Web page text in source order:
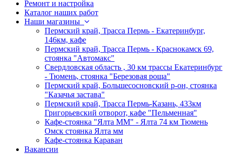
Ремонт и настройка
Каталог наших работ
Наши магазины
Пермский край, Трасса Пермь - Екатеринбург,
146км, кафе
Пермский край, Трасса Пермь - Краснокамск 69,
стоянка "Автомакс"
Свердловская область , 30 км трассы Екатеринбург
- Тюмень, стоянка "Березовая роща"
Пермский край, Большесосновский р-он, стоянка
"Казачья застава"
Пермский край, Трасса Пермь-Казань, 433км
Григорьевский отворот, кафе "Пельменная"
Кафе-стоянка "Ялта ММ" - Ялта 74 км Тюмень
Омск стоянка Ялта мм
Кафе-стоянка Караван
Вакансии